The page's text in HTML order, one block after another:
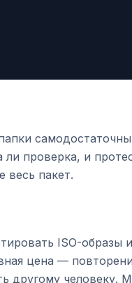
проверка, и
весь пакет.
ISO-образы
цена —
другому человеку.